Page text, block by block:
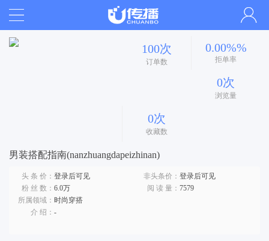
100次
订单数
0.00%%
拒单率
0次
浏览量
0次
收藏数
男装搭配指南(nanzhuangdapeizhinan)
头 条 价： 登录后可见 非头条价： 登录后可见
粉 丝 数： 6.0万 阅 读 量： 7579
所属领域： 时尚穿搭
介 绍： -